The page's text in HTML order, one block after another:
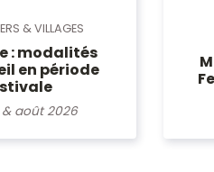
& VILLAGES
: modalités
en période
& août 2026